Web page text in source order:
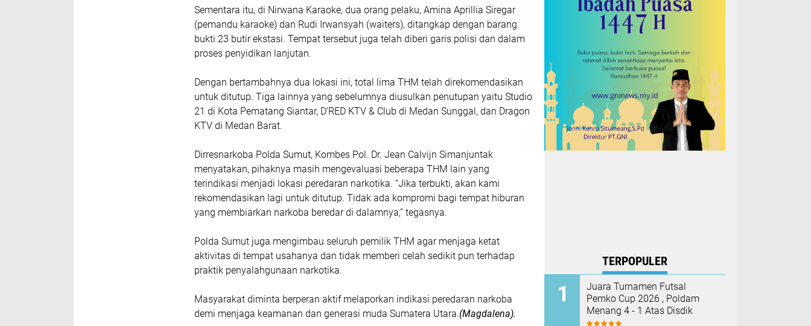
Sementara itu, di Nirwana Karaoke, dua orang pelaku, Amina Aprillia Siregar
(pemandu karaoke) dan Rudi Irwansyah (waiters), ditangkap dengan barang
bukti 23 butir ekstasi. Tempat tersebut juga telah diberi garis polisi dan dalam
proses penyidikan lanjutan.
Dengan bertambahnya dua lokasi ini, total lima THM telah direkomendasikan
untuk ditutup. Tiga lainnya yang sebelumnya diusulkan penutupan yaitu Studio
21 di Kota Pematang Siantar, D’RED KTV & Club di Medan Sunggal, dan Dragon
KTV di Medan Barat.
Dirresnarkoba Polda Sumut, Kombes Pol. Dr. Jean Calvijn Simanjuntak
menyatakan, pihaknya masih mengevaluasi beberapa THM lain yang
terindikasi menjadi lokasi peredaran narkotika. “Jika terbukti, akan kami
rekomendasikan lagi untuk ditutup. Tidak ada kompromi bagi tempat hiburan
yang membiarkan narkoba beredar di dalamnya,” tegasnya.
Polda Sumut juga mengimbau seluruh pemilik THM agar menjaga ketat
aktivitas di tempat usahanya dan tidak memberi celah sedikit pun terhadap
praktik penyalahgunaan narkotika.
Masyarakat diminta berperan aktif melaporkan indikasi peredaran narkoba
demi menjaga keamanan dan generasi muda Sumatera Utara.(Magdalena).
TERPOPULER
Juara Turnamen Futsal
Pemko Cup 2026 , Poldam
Menang 4 - 1 Atas Disdik